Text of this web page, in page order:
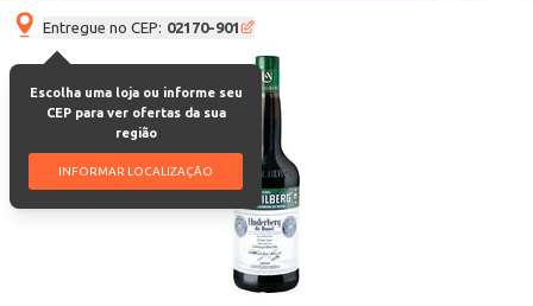
Entregue no CEP: 02170-901
Escolha uma loja ou informe seu
CEP para ver ofertas da sua
região
INFORMAR LOCALIZAÇÃO